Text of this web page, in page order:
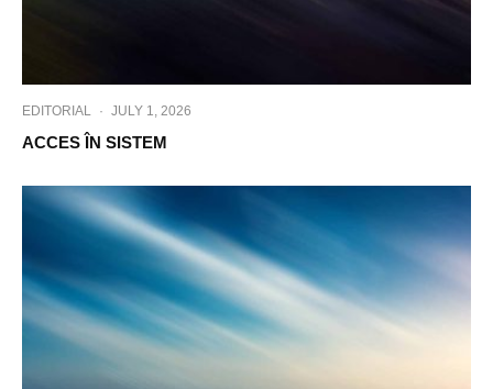
EDITORIAL · JULY 1, 2026
ACCES ÎN SISTEM